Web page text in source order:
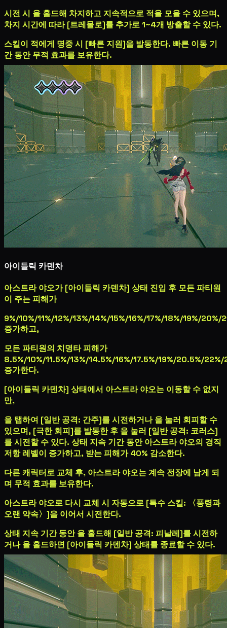
시전 시 을 홀드해 차지하고 지속적으로 적을 모을 수 있으며,
차지 시간에 따라 [트레몰로]를 추가로 1~4개 방출할 수 있다.
스킬이 적에게 명중 시 [빠른 지원]을 발동한다. 빠른 이동 기
간 동안 무적 효과를 보유한다.
아이들릭 카덴차
아스트라 야오가 [아이들릭 카덴차] 상태 진입 후 모든 파티원
이 주는 피해가
9%/10%/11%/12%/13%/14%/15%/16%/17%/18%/19%/20%/
증가하고,
모든 파티원의 치명타 피해가
8.5%/10%/11.5%/13%/14.5%/16%/17.5%/19%/20.5%/22%/
증가한다.
[아이들릭 카덴차] 상태에서 아스트라 야오는 이동할 수 없지
만,
을 탭하여 [일반 공격: 간주]를 시전하거나을 눌러 회피할 수
있으며, [극한 회피]를 발동한 후 을 눌러 [일반 공격: 코러스]
를 시전할 수 있다. 상태 지속 기간 동안 아스트라 야오의 경직
저항 레벨이 증가하고, 받는 피해가 40% 감소한다.
다른 캐릭터로 교체 후, 아스트라 야오는 계속 전장에 남게 되
며 무적 효과를 보유한다.
아스트라 야오로 다시 교체 시 자동으로 [특수 스킬: 〈풍령과
오랜 약속〉]을 이어서 시전한다.
상태 지속 기간 동안을 홀드해 [일반 공격: 피날레]를 시전하
거나을 홀드하면 [아이들릭 카덴차] 상태를 종료할 수 있다.